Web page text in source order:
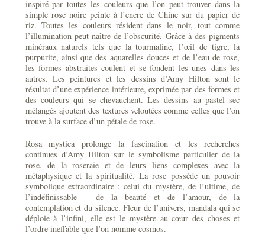
inspiré par toutes les couleurs que l’on peut trouver dans la
simple rose noire peinte à l’encre de Chine sur du papier de
riz. Toutes les couleurs résident dans le noir, tout comme
l’illumination peut naître de l’obscurité. Grâce à des pigments
minéraux naturels tels que la tourmaline, l’œil de tigre, la
purpurite, ainsi que des aquarelles douces et de l’eau de rose,
les formes abstraites coulent et se fondent les unes dans les
autres. Les peintures et les dessins d’Amy Hilton sont le
résultat d’une expérience intérieure, exprimée par des formes et
des couleurs qui se chevauchent. Les dessins au pastel sec
mélangés ajoutent des textures veloutées comme celles que l’on
trouve à la surface d’un pétale de rose.
Rosa mystica prolonge la fascination et les recherches
continues d’Amy Hilton sur le symbolisme particulier de la
rose, de la roseraie et de leurs liens complexes avec la
métaphysique et la spiritualité. La rose possède un pouvoir
symbolique extraordinaire : celui du mystère, de l’ultime, de
l’indéfinissable – de la beauté et de l’amour, de la
contemplation et du silence. Fleur de l’univers, mandala qui se
déploie à l’infini, elle est le mystère au cœur des choses et
l’ordre ineffable que l’on nomme cosmos.